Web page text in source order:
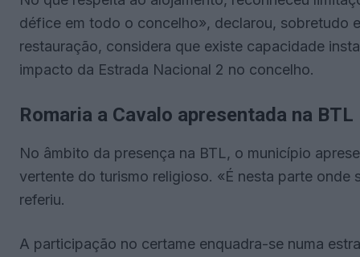
défice em todo o concelho», declarou, sobretudo
restauração, considera que existe capacidade
impacto da Estrada Nacional 2 no concelho.
Romaria a Cavalo apresentada na BTL
No âmbito da presença na BTL, o município
vertente do turismo religioso. «É nesta parte onde
referiu.
A participação no certame enquadra-se numa